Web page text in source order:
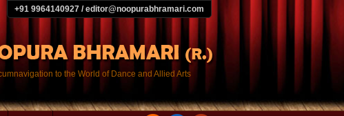
+91 9964140927 / editor@noopurabhramari.com
to the World of Dance and Allied Arts